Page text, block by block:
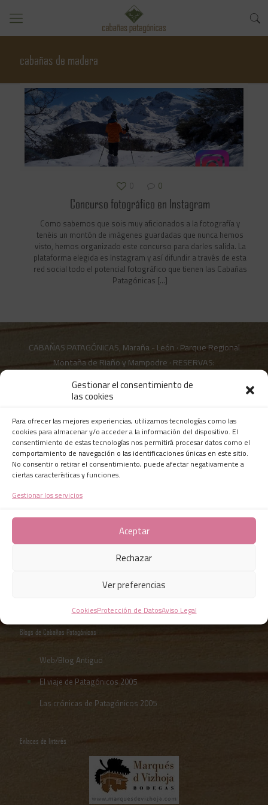
Gestionar el consentimiento de
las cookies
Para ofrecer las mejores experiencias, utilizamos tecnologías como las
cookies para almacenar y/o acceder a la información del dispositivo. El
consentimiento de estas tecnologías nos permitirá procesar datos como el
comportamiento de navegación o las identificaciones únicas en este sitio.
No consentir o retirar el consentimiento, puede afectar negativamente a
ciertas características y funciones.
Gestionar los servicios
Aceptar
Rechazar
Ver preferencias
CookiesProtección de DatosAviso Legal
cabañas de madera
0 0
Concurso fotográfico en Instagram
Como sabemos que sois muy aficionados a la fotografía y
tenéis un montón de imágenes guardadas que nunca hemos
visto, hemos organizado este concurso para darles salida. La
plataforma elegida es Instagram y así difundir a través de esta
red social todo el potencial fotográfico que tienen las Cabañas
Patagónicas […]
CABAÑAS PATAGÓNICAS, Maraña - León · Parque Regional
Montaña de Riaño y Mampodre · RESERVAS:
Certificado de Excelencia desde 2015
Últimos comentarios en Tripadvisor
Blogs de Cabañas Patagónicas
Web/Blog Antiguo
El viaje de Patagónicos 2005
Las crónicas de Patagónicos 2005
Enlaces de Interés